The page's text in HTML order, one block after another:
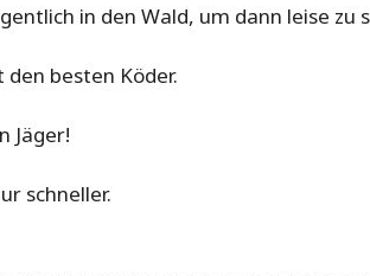
in den Wald, um dann leise zu
besten Köder.
Jäger!
schneller.